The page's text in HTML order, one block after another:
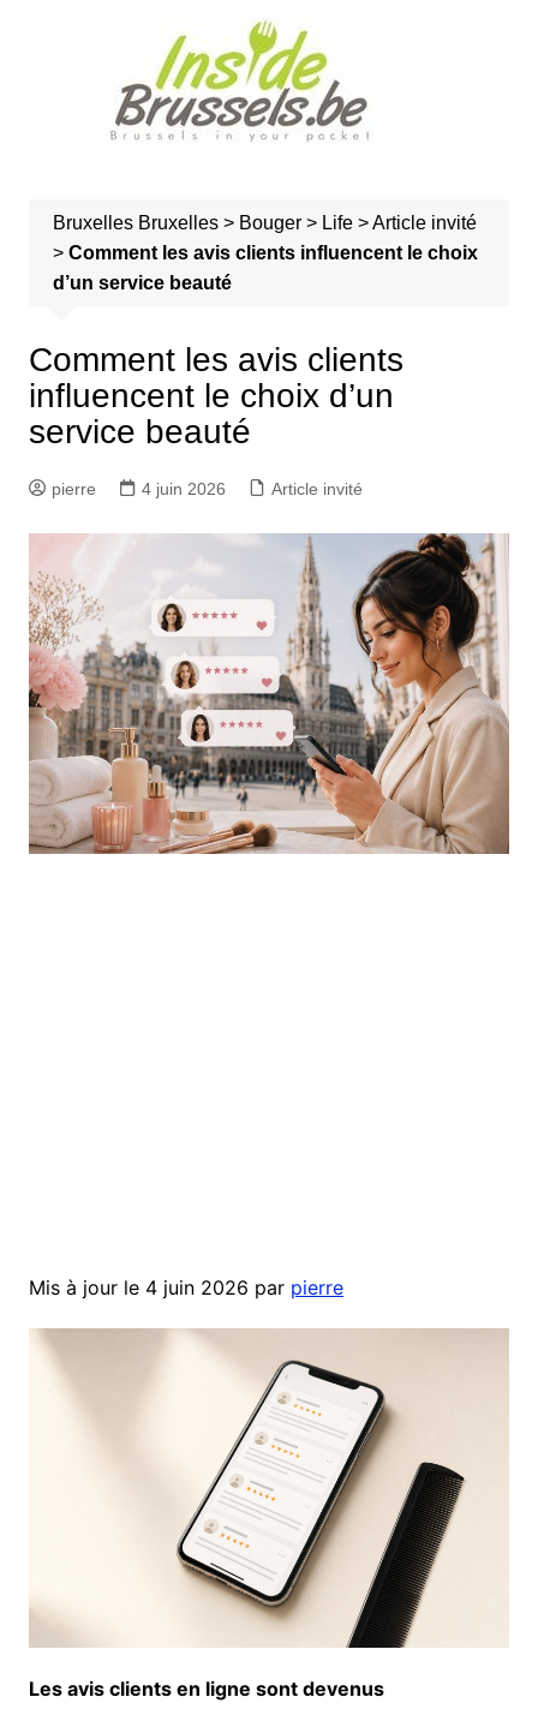
Bruxelles Bruxelles> Bouger> Life>Article invité
> Comment les avis clients influencent le choix
d’un service beauté
Comment les avis clients
influencent le choix d’un
service beauté
pierre 4 juin 2026 Article invité
Mis à jour le 4 juin 2026 par pierre
Les avis clients en ligne sont devenus